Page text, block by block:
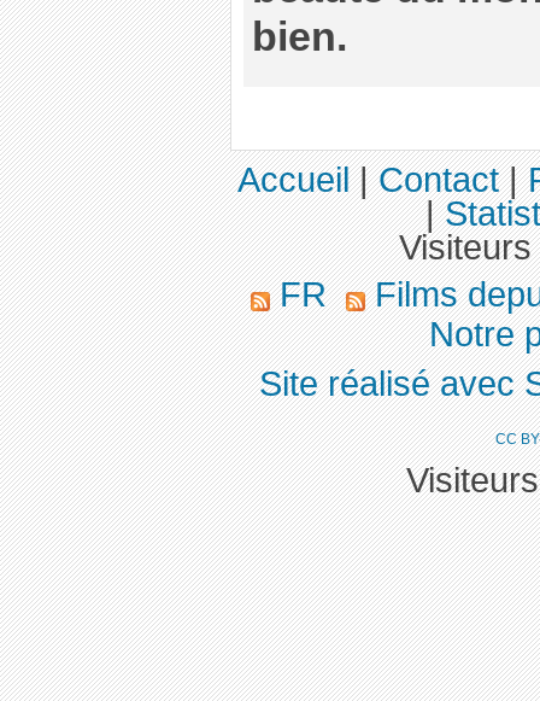
bien.
Accueil|Contact|
|
FR
Films
Notre
Site réalisé avec
CC